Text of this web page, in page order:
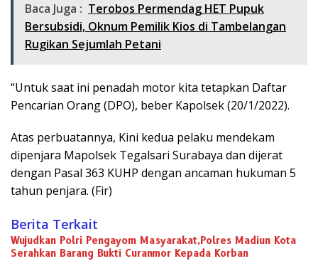
Baca Juga : Terobos Permendag HET Pupuk
Bersubsidi, Oknum Pemilik Kios di Tambelangan
Rugikan Sejumlah Petani
“Untuk saat ini penadah motor kita tetapkan Daftar
Pencarian Orang (DPO), beber Kapolsek (20/1/2022).
Atas perbuatannya, Kini kedua pelaku mendekam
dipenjara Mapolsek Tegalsari Surabaya dan dijerat
dengan Pasal 363 KUHP dengan ancaman hukuman 5
tahun penjara. (Fir)
Berita Terkait
Wujudkan Polri Pengayom Masyarakat,Polres Madiun Kota
Serahkan Barang Bukti Curanmor Kepada Korban